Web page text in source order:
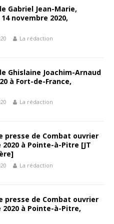
Gabriel Jean-Marie,
novembre 2020,
La rédaction
Ghislaine Joachim-Arnaud
à Fort-de-France,
La rédaction
presse de Combat ouvrier
2020 à Pointe-à-Pitre [JT
La rédaction
presse de Combat ouvrier
2020 à Pointe-à-Pitre,